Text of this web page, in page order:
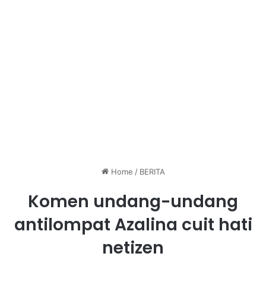
Home / BERITA
Komen undang-undang
antilompat Azalina cuit hati
netizen